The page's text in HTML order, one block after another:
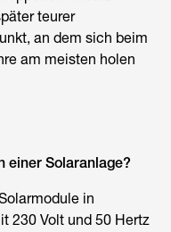
teurer
an dem sich beim
am meisten holen
einer Solaranlage?
in
230 Volt und 50 Hertz